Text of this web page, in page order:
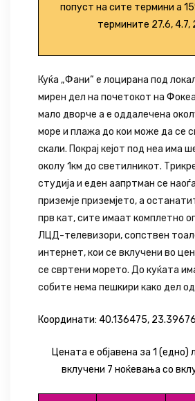
попуст на сите термини а
термините 27.6, 4.7,
Куќа „Фани“ е лоцирана под
мирен дел на почетокот на
мало дворче а е оддалечена
море и плажа до кои може да се
скали. Покрај кејот под неа има
околу 1км до светилникот.
студија и еден аапртман се
приземје приземјето, а
прв кат, сите имаат комплетно
ЛЦД-телевизори, сопствен
интернет, кои се вклучени во
се свртени морето. До куќата
собите нема пешкири како дел
Координати: 40.136475,
Цената е објавена за 1 (едно)
вклучени 7 ноќевања со